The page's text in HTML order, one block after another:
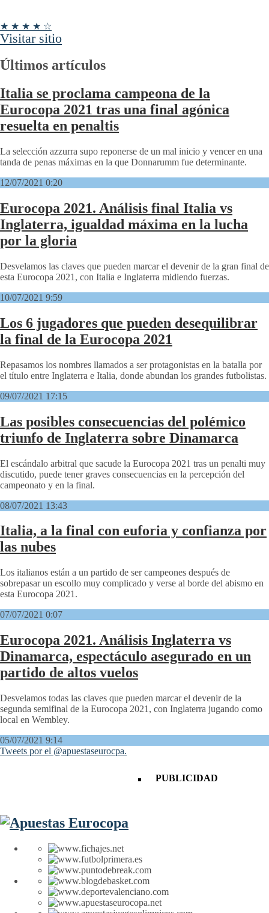
★ ★ ★ ★ ☆
Visitar sitio
Últimos artículos
Italia se proclama campeona de la
Eurocopa 2021 tras una final agónica
resuelta en penaltis
La selección azzurra supo reponerse de un mal inicio y vencer en una
tanda de penas máximas en la que Donnarumm fue determinante.
12/07/2021 0:20
Eurocopa 2021. Análisis final Italia vs
Inglaterra, igualdad máxima en la lucha
por la gloria
Desvelamos las claves que pueden marcar el devenir de la gran final de
esta Eurocopa 2021, con Italia e Inglaterra midiendo fuerzas.
10/07/2021 9:59
Los 6 jugadores que pueden desequilibrar
la final de la Eurocopa 2021
Repasamos los nombres llamados a ser protagonistas en la batalla por
el título entre Inglaterra e Italia, donde abundan los grandes futbolistas.
09/07/2021 17:15
Las posibles consecuencias del polémico
triunfo de Inglaterra sobre Dinamarca
El escándalo arbitral que sacude la Eurocopa 2021 tras un penalti muy
discutido, puede tener graves consecuencias en la percepción del
campeonato y en la final.
08/07/2021 13:43
Italia, a la final con euforia y confianza por
las nubes
Los italianos están a un partido de ser campeones después de
sobrepasar un escollo muy complicado y verse al borde del abismo en
esta Eurocopa 2021.
07/07/2021 0:07
Eurocopa 2021. Análisis Inglaterra vs
Dinamarca, espectáculo asegurado en un
partido de altos vuelos
Desvelamos todas las claves que pueden marcar el devenir de la
segunda semifinal de la Eurocopa 2021, con Inglaterra jugando como
local en Wembley.
05/07/2021 9:14
Tweets por el @apuestaseurocpa.
PUBLICIDAD